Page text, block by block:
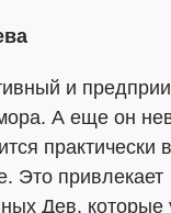
и
А еще он
Это привлекает
Дев, которые